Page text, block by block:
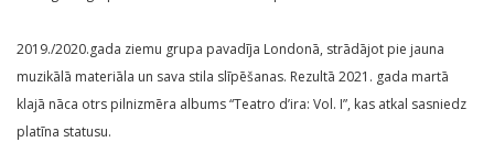
2019./2020.gada ziemu grupa pavadīja Londonā, strādājot pie jauna
muzikālā materiāla un sava stila slīpēšanas. Rezultā 2021. gada martā
klajā nāca otrs pilnizmēra albums “Teatro d’ira: Vol. I”, kas atkal sasniedz
platīna statusu.